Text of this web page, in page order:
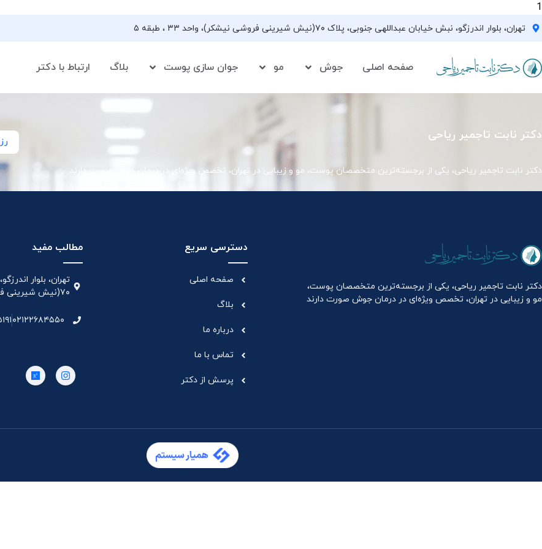
1
تهران، بلوار اندرزگو، نبش خیابان عبداللهی جنوبی، پلاک ۷۰(نیش شیرینی فروشی نیشکر)، واحد ۳۳ ، طبقه ۵
صفحه اصلی جوش مو جوان سازی پوست بلاگ ارتباط با دکتر
دکتر نابت تاجمیر ریاحی
دکتر نابت تاجمیر ریاحی، یکی از برجسته‌ترین متخصصان پوست، مو و زیبایی در تهران، تخصص ویژه‌ای در درمان جوش صورت دارند
دکتر نابت تاجمیر ریاحی، یکی از برجسته‌ترین متخصصان پوست،
مو و زیبایی در تهران، تخصص ویژه‌ای در درمان جوش صورت دارند
دسترسی سریع
صفحه اصلی
بلاگ
درباره ما
تماس با ما
پرسش از دکتر
مطالب مفید
تهران، بلوار
۷۰(نیش شیرینی فروشی نیشکر)، واحد ۳۳ ، طبقه ۵
۰۲۱۲۲۶۸۴۵۵۰